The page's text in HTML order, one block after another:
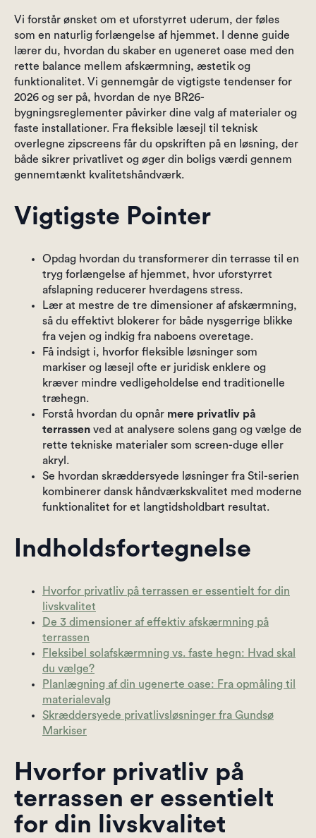
Vi forstår ønsket om et uforstyrret uderum, der føles
som en naturlig forlængelse af hjemmet. I denne guide
lærer du, hvordan du skaber en ugeneret oase med den
rette balance mellem afskærmning, æstetik og
funktionalitet. Vi gennemgår de vigtigste tendenser for
2026 og ser på, hvordan de nye BR26-
bygningsreglementer påvirker dine valg af materialer og
faste installationer. Fra fleksible læsejl til teknisk
overlegne zipscreens får du opskriften på en løsning, der
både sikrer privatlivet og øger din boligs værdi gennem
gennemtænkt kvalitetshåndværk.
Vigtigste Pointer
Opdag hvordan du transformerer din terrasse til en
tryg forlængelse af hjemmet, hvor uforstyrret
afslapning reducerer hverdagens stress.
Lær at mestre de tre dimensioner af afskærmning,
så du effektivt blokerer for både nysgerrige blikke
fra vejen og indkig fra naboens overetage.
Få indsigt i, hvorfor fleksible løsninger som
markiser og læsejl ofte er juridisk enklere og
kræver mindre vedligeholdelse end traditionelle
træhegn.
Forstå hvordan du opnår mere privatliv på
terrassen ved at analysere solens gang og vælge de
rette tekniske materialer som screen-duge eller
akryl.
Se hvordan skræddersyede løsninger fra Stil-serien
kombinerer dansk håndværkskvalitet med moderne
funktionalitet for et langtidsholdbart resultat.
Indholdsfortegnelse
Hvorfor privatliv på terrassen er essentielt for din
livskvalitet
De 3 dimensioner af effektiv afskærmning på
terrassen
Fleksibel solafskærmning vs. faste hegn: Hvad skal
du vælge?
Planlægning af din ugenerte oase: Fra opmåling til
materialevalg
Skræddersyede privatlivsløsninger fra Gundsø
Markiser
Hvorfor privatliv på
terrassen er essentielt
for din livskvalitet